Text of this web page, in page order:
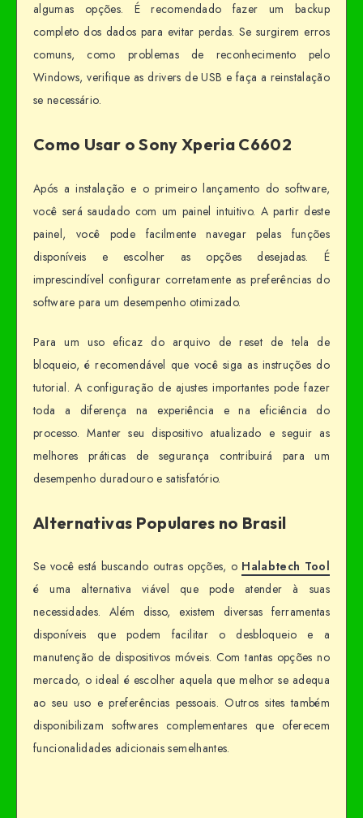
algumas opções. É recomendado fazer um backup
completo dos dados para evitar perdas. Se surgirem erros
comuns, como problemas de reconhecimento pelo
Windows, verifique as drivers de USB e faça a reinstalação
se necessário.
Como Usar o Sony Xperia C6602
Após a instalação e o primeiro lançamento do software,
você será saudado com um painel intuitivo. A partir deste
painel, você pode facilmente navegar pelas funções
disponíveis e escolher as opções desejadas. É
imprescindível configurar corretamente as preferências do
software para um desempenho otimizado.
Para um uso eficaz do arquivo de reset de tela de
bloqueio, é recomendável que você siga as instruções do
tutorial. A configuração de ajustes importantes pode fazer
toda a diferença na experiência e na eficiência do
processo. Manter seu dispositivo atualizado e seguir as
melhores práticas de segurança contribuirá para um
desempenho duradouro e satisfatório.
Alternativas Populares no Brasil
Se você está buscando outras opções, o Halabtech Tool
é uma alternativa viável que pode atender à suas
necessidades. Além disso, existem diversas ferramentas
disponíveis que podem facilitar o desbloqueio e a
manutenção de dispositivos móveis. Com tantas opções no
mercado, o ideal é escolher aquela que melhor se adequa
ao seu uso e preferências pessoais. Outros sites também
disponibilizam softwares complementares que oferecem
funcionalidades adicionais semelhantes.